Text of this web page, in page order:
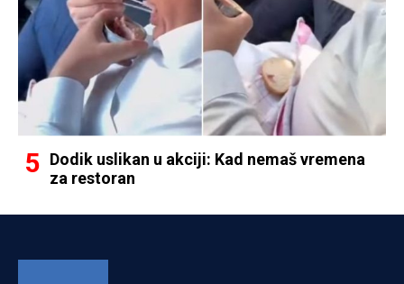
Dodik uslikan u akciji: Kad nemaš vremena
za restoran